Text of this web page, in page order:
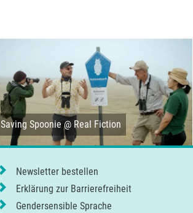
Saving Spoonie @ Real Fiction
Newsletter bestellen
Erklärung zur Barrierefreiheit
Gendersensible Sprache